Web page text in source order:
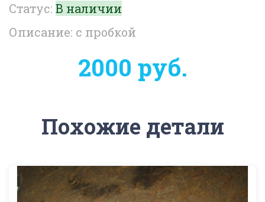
Статус: В наличии
Описание: с пробкой
2000 руб.
Похожие детали